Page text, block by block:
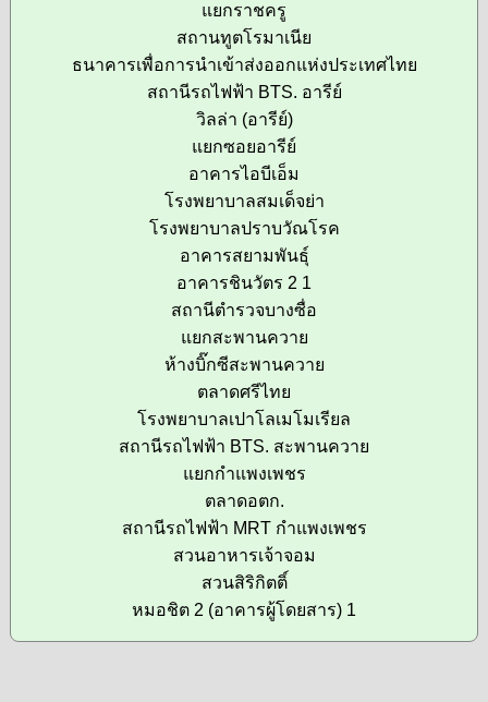
แยกราชครู
สถานทูตโรมาเนีย
ธนาคารเพื่อการนำเข้าส่งออกแห่งประเทศไทย
สถานีรถไฟฟ้า BTS. อารีย์
วิลล่า (อารีย์)
แยกซอยอารีย์
อาคารไอบีเอ็ม
โรงพยาบาลสมเด็จย่า
โรงพยาบาลปราบวัณโรค
อาคารสยามพันธุ์
อาคารชินวัตร 2 1
สถานีตำรวจบางซื่อ
แยกสะพานควาย
ห้างบิ๊กซีสะพานควาย
ตลาดศรีไทย
โรงพยาบาลเปาโลเมโมเรียล
สถานีรถไฟฟ้า BTS. สะพานควาย
แยกกำแพงเพชร
ตลาดอตก.
สถานีรถไฟฟ้า MRT กำแพงเพชร
สวนอาหารเจ้าจอม
สวนสิริกิตติ์
หมอชิต 2 (อาคารผู้โดยสาร) 1